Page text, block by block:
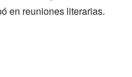
en reuniones literarias.